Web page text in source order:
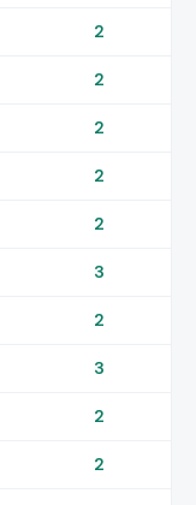
2
2
2
2
2
3
2
3
2
2